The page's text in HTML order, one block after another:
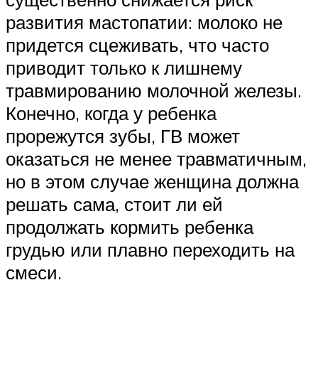
развития мастопатии: молоко не
придется сцеживать, что часто
приводит только к лишнему
травмированию молочной железы.
Конечно, когда у ребенка
прорежутся зубы, ГВ может
оказаться не менее травматичным,
но в этом случае женщина должна
решать сама, стоит ли ей
продолжать кормить ребенка
грудью или плавно переходить на
смеси.